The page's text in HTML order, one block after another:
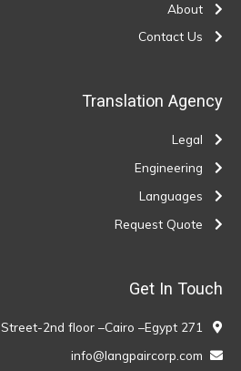
About
Contact Us
Translation Agency
Legal
Engineering
Languages
Request Quote
Get In Touch
271 king Faisal Street-2nd floor –Cairo –Egypt
info@langpaircorp.com